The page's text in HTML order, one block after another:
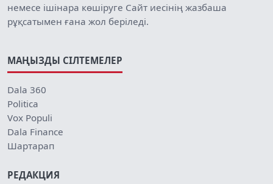
немесе ішінара көшіруге Сайт иесінің жазбаша
рұқсатымен ғана жол беріледі.
МАҢЫЗДЫ СІЛТЕМЕЛЕР
Dala 360
Politica
Vox Populi
Dala Finance
Шартарап
РЕДАКЦИЯ